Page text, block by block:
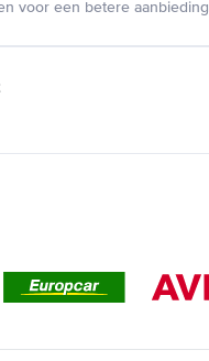
voor een betere aanbieding